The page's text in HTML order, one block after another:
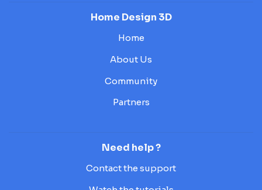
Home Design 3D
Home
About Us
Community
Partners
Need help ?
Contact the support